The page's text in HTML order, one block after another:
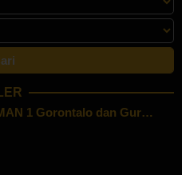
1 Gorontalo dan Gur…